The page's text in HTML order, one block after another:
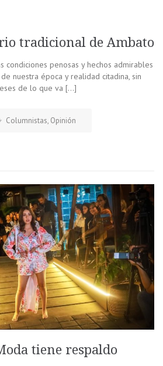
tradicional de Ambato
condiciones penosas y hechos admirables
nuestra época y realidad citadina, sin
de lo que va […]
Columnistas, Opinión
tiene respaldo